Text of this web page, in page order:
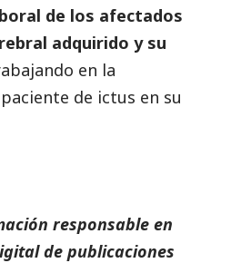
de los afectados
adquirido y su
en la
de ictus en su
responsable en
de publicaciones